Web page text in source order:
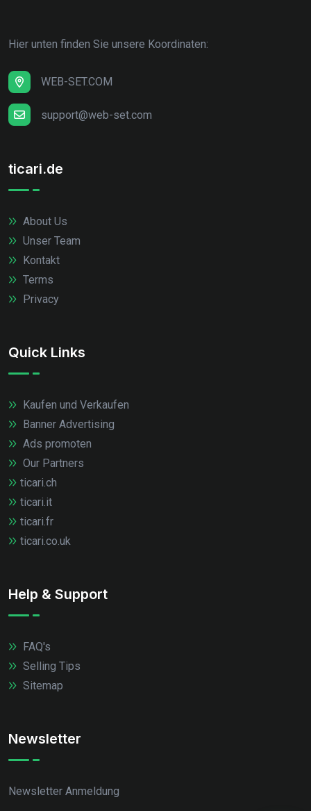
Hier unten finden Sie unsere Koordinaten:
WEB-SET.COM
support@web-set.com
ticari.de
About Us
Unser Team
Kontakt
Terms
Privacy
Quick Links
Kaufen und Verkaufen
Banner Advertising
Ads promoten
Our Partners
ticari.ch
ticari.it
ticari.fr
ticari.co.uk
Help & Support
FAQ's
Selling Tips
Sitemap
Newsletter
Newsletter Anmeldung